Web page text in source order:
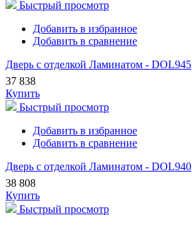
Быстрый просмотр
Добавить в избранное
Добавить в сравнение
Дверь с отделкой Ламинатом - DOL945
37 838
Купить
Быстрый просмотр
Добавить в избранное
Добавить в сравнение
Дверь с отделкой Ламинатом - DOL940
38 808
Купить
Быстрый просмотр